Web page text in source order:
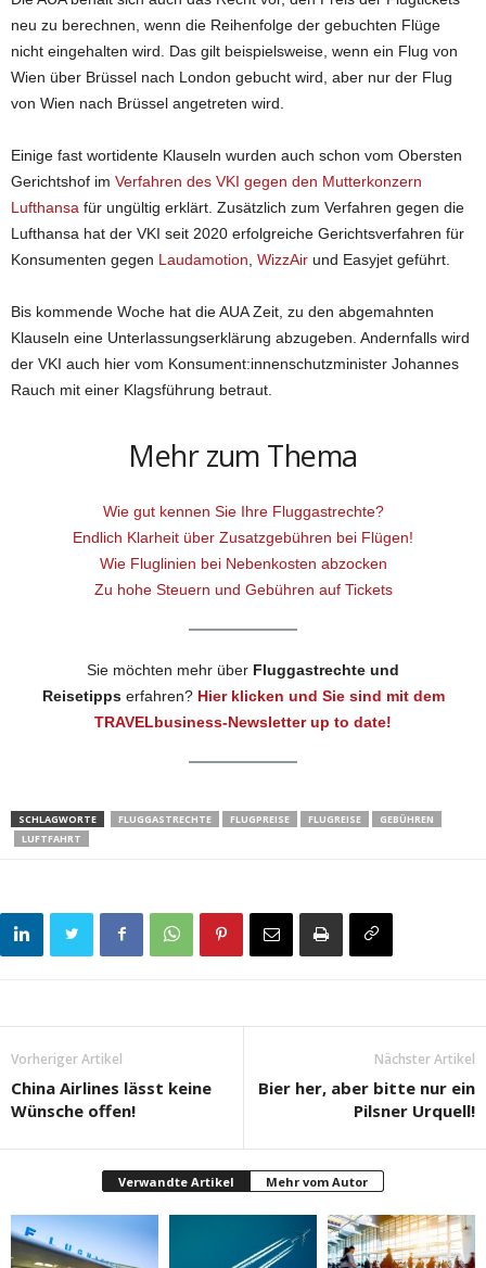
neu zu berechnen, wenn die Reihenfolge der gebuchten Flüge
nicht eingehalten wird. Das gilt beispielsweise, wenn ein Flug von
Wien über Brüssel nach London gebucht wird, aber nur der Flug
von Wien nach Brüssel angetreten wird.
Einige fast wortidente Klauseln wurden auch schon vom Obersten
Gerichtshof im Verfahren des VKI gegen den Mutterkonzern
Lufthansa für ungültig erklärt. Zusätzlich zum Verfahren gegen die
Lufthansa hat der VKI seit 2020 erfolgreiche Gerichtsverfahren für
Konsumenten gegen Laudamotion, WizzAir und Easyjet geführt.
Bis kommende Woche hat die AUA Zeit, zu den abgemahnten
Klauseln eine Unterlassungserklärung abzugeben. Andernfalls wird
der VKI auch hier vom Konsument:innenschutzminister Johannes
Rauch mit einer Klagsführung betraut.
Mehr zum Thema
Wie gut kennen Sie Ihre Fluggastrechte?
Endlich Klarheit über Zusatzgebühren bei Flügen!
Wie Fluglinien bei Nebenkosten abzocken
Zu hohe Steuern und Gebühren auf Tickets
Sie möchten mehr über Fluggastrechte und
Reisetippserfahren? Hier klicken und Sie sind mit dem
TRAVELbusiness-Newsletter up to date!
SCHLAGWORTE FLUGGASTRECHTE FLUGPREISE FLUGREISE
GEBÜHREN
LUFTFAHRT
Vorheriger Artikel
China Airlines lässt keine
Wünsche offen!
Nächster Artikel
Bier her, aber bitte nur ein
Pilsner Urquell!
Verwandte Artikel Mehr vom Autor